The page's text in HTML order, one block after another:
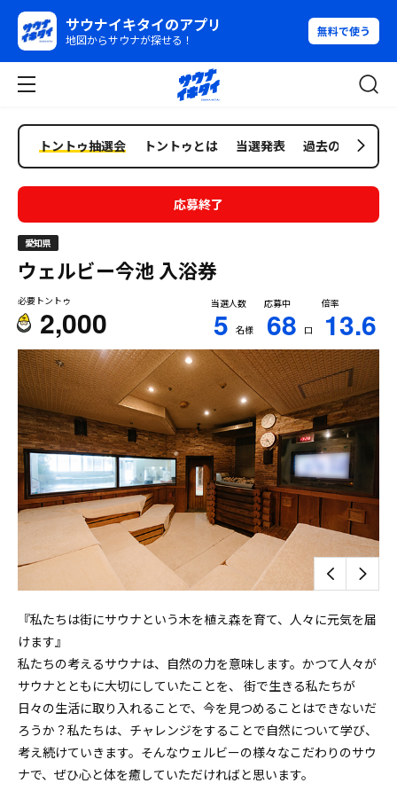
サウナイキタイのアプリ
地図からサウナが探せる！
無料で使う
トントゥ抽選会 トントゥとは 当選発表 過去の抽選会
応募終了
愛知県
ウェルビー今池 入浴券
必要トントゥ
2,000
当選人数
5 名様
応募中
68 口
倍率
13.6
『私たちは街にサウナという木を植え森を育て、人々に元気を届
けます』
私たちの考えるサウナは、自然の力を意味します。かつて人々が
サウナとともに大切にしていたことを、 街で生きる私たちが
日々の生活に取り入れることで、今を見つめることはできないだ
ろうか？私たちは、チャレンジをすることで自然について学び、
考え続けていきます。そんなウェルビーの様々なこだわりのサウ
ナで、ぜひ心と体を癒していただければと思います。